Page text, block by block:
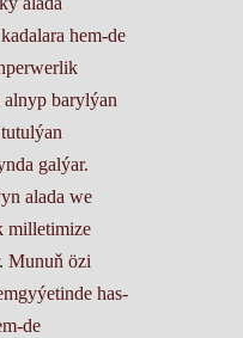
hem-de
barylýan
galýar.
alada we
milletimize
Munuň özi
has-
de